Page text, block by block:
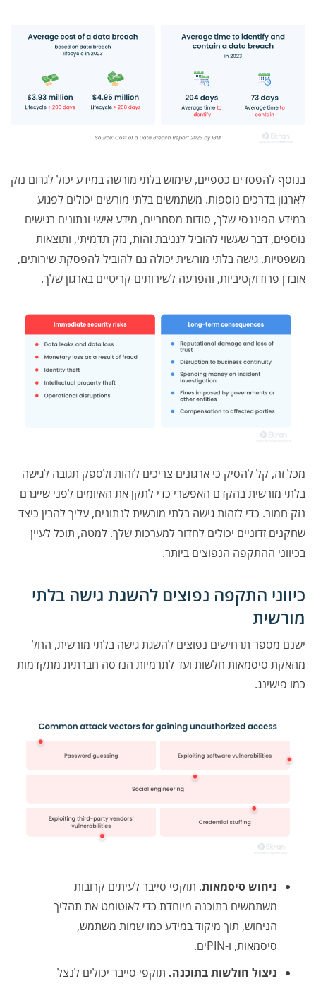
בנוסף להפסדים כספיים, שימוש בלתי מורשה במידע יכול לגרום נזק
לארגון בדרכים נוספות. משתמשים בלתי מורשים יכולים לפגוע
במידע הפיננסי שלך, סודות מסחריים, מידע אישי ונתונים רגישים
נוספים, דבר שעשוי להוביל לגניבת זהות, נזק תדמיתי, ותוצאות
משפטיות. גישה בלתי מורשית יכולה גם להוביל להפסקת שירותים,
אובדן פרודוקטיביות, והפרעה לשירותים קריטיים בארגון שלך.
מכל זה, קל להסיק כי ארגונים צריכים לזהות ולספק תגובה לגישה
בלתי מורשית בהקדם האפשרי כדי לתקן את האיומים לפני שייגרם
נזק חמור. כדי לזהות גישה בלתי מורשית לנתונים, עליך להבין כיצד
שחקנים זדוניים יכולים לחדור למערכות שלך. למטה, תוכל לעיין
בכיווני ההתקפה הנפוצים ביותר.
כיווני התקפה נפוצים להשגת גישה בלתי
מורשית
ישנם מספר תרחישים נפוצים להשגת גישה בלתי מורשית, החל
מהאקת סיסמאות חלשות ועד לתרמיות הנדסה חברתית מתקדמות
כמו פישינג.
ניחוש סיסמאות. תוקפי סייבר לעיתים קרובות
משתמשים בתוכנה מיוחדת כדי לאוטומט את תהליך
הניחוש, תוך מיקוד במידע כמו שמות משתמש,
סיסמאות, ו-PINים.
ניצול חולשות בתוכנה. תוקפי סייבר יכולים לנצל